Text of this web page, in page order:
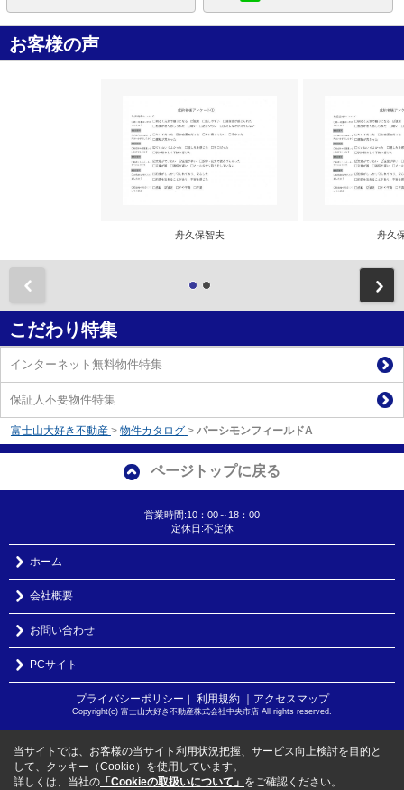
お客様の声
舟久保智夫 舟久
こだわり特集
インターネット無料物件特集
保証人不要物件特集
富士山大好き不動産 > 物件カタログ > パーシモンフィールドA
ページトップに戻る
営業時間:10：00～18：00
定休日:不定休
ホーム
会社概要
お問い合わせ
PCサイト
プライバシーポリシー 利用規約 ｜アクセスマップ
Copyright(c) 富士山大好き不動産株式会社中央市店 All rights reserved.
当サイトでは、お客様の当サイト利用状況把握、サービス向上検討を目的と
して、クッキー（Cookie）を使用しています。
詳しくは、当社の 「Cookieの取扱いについて」 をご確認ください。